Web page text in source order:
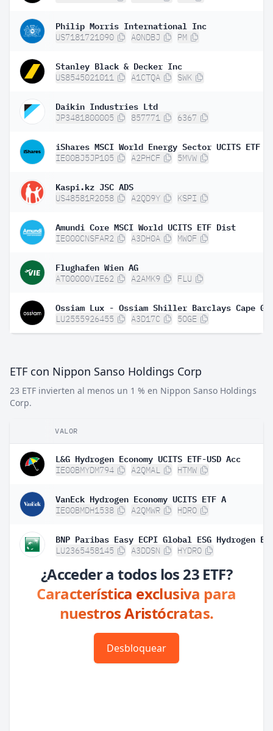
Philip Morris International Inc
US7181721090 A0NDBJ PM
Stanley Black & Decker Inc
US8545021011 A1CTQA SWK
Daikin Industries Ltd
JP3481800005 857771 6367
IE00BJ5JP105 A2PHCF 5MVW
Kaspi.kz JSC ADS
US48581R2058 A2QD9Y KSPI
Amundi Core MSCI World UCITS ETF Dist
IE000CNSFAR2 A3DH0A MWOF
Flughafen Wien AG
AT00000VIE62 A2AMK9 FLU
LU2555926455 A3D17C 5OGE
ETF con Nippon Sanso Holdings Corp
23 ETF invierten al menos un 1 % en Nippon Sanso Holdings
Corp.
VALOR
L&G Hydrogen Economy UCITS ETF-USD Acc
IE00BMYDM794 A2QMAL HTMW
VanEck Hydrogen Economy UCITS ETF A
IE00BMDH1538 A2QMWR HDRO
LU2365458145 A3DDSN HYDRO
¿Acceder a todos los 23 ETF?
Característica exclusiva para
nuestros Aristócratas.
Desbloquear